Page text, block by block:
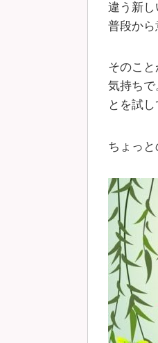
違う新し
普段から
そのこ
気持ち
とを試
ちょっと